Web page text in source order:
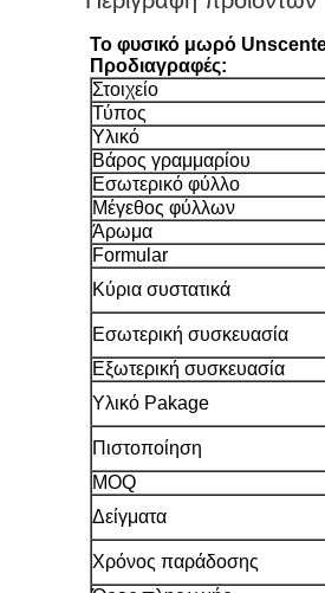
Το φυσικό μωρό
Προδιαγραφές:
Στοιχείο
Τύπος
Υλικό
Βάρος γραμμαρίου
Εσωτερικό φύλλο
Μέγεθος φύλλων
Άρωμα
Formular
Κύρια συστατικά
Εσωτερική συσκευασία
Εξωτερική συσκευασία
Υλικό Pakage
Πιστοποίηση
MOQ
Δείγματα
Χρόνος παράδοσης